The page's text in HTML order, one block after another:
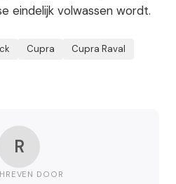
eindelijk volwassen wordt.
Cupra
Cupra Raval
R
DOOR